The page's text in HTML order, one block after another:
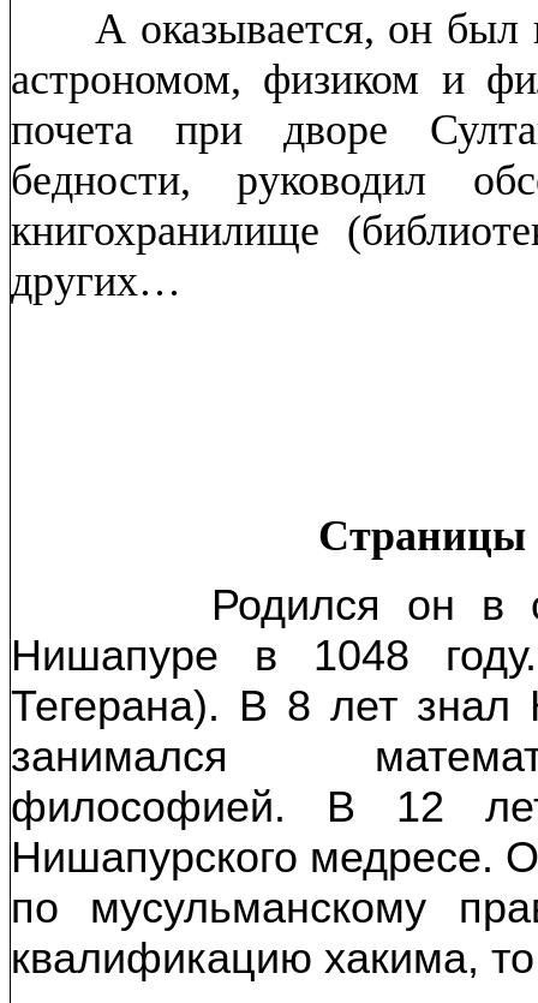
А оказывается, он был
астрономом, физиком и
почета при дворе
бедности, руководил
книгохранилище
других…
Страницы
Родился он в
Нишапуре в 1048
Тегерана). В 8 лет знал
занимался
философией. В 12
Нишапурского медресе.
по мусульманскому
квалификацию хакима,